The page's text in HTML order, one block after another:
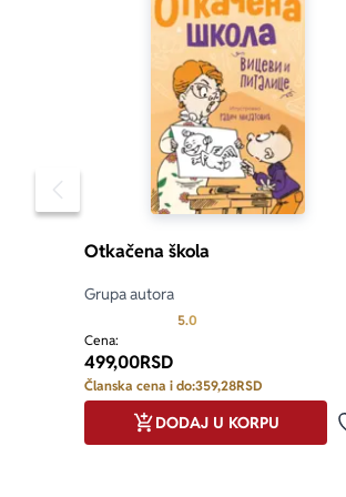
Pomeranje sadržaja slajdera u levo
Otkačena škola
Grupa autora
5.0
Cena:
499,00RSD
Članska cena i do:359,28RSD
DODAJ U KORPU